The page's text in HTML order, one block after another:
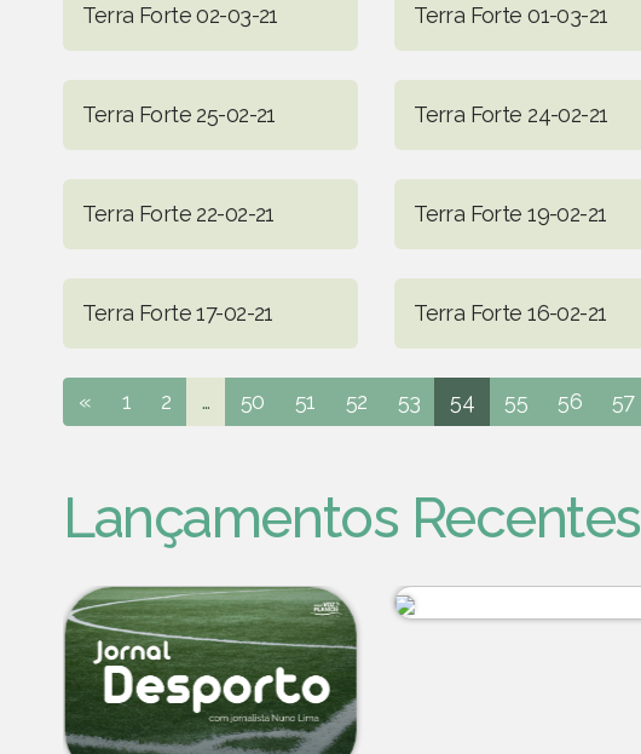
Terra Forte 02-03-21 Terra Forte 01-03-21
Terra Forte 25-02-21 Terra Forte 24-02-21
Terra Forte 22-02-21 Terra Forte 19-02-21
Terra Forte 17-02-21 Terra Forte 16-02-21
« 1 2 ... 50 51 52 53 54 55 56 57
Lançamentos Recentes